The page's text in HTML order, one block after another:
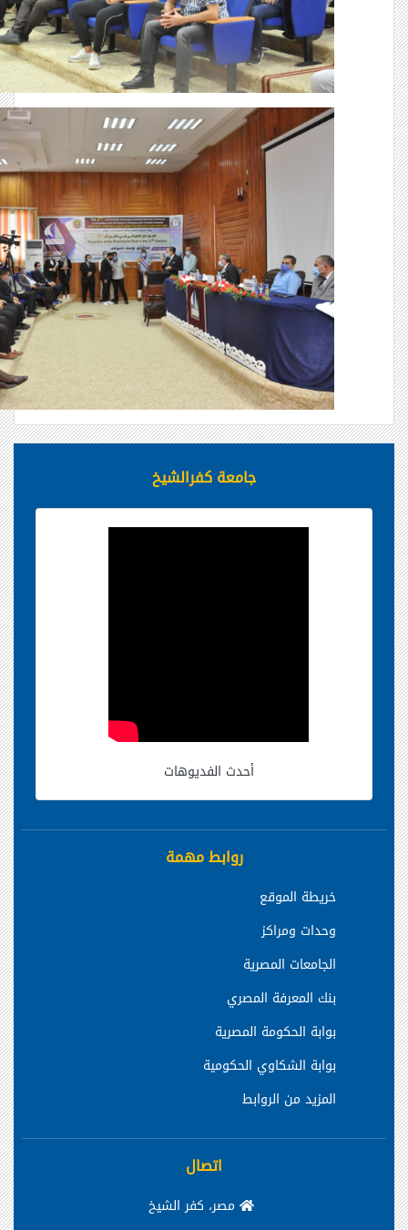
جامعة كفرالشيخ
أحدث الفديوهات
روابط مهمة
خريطة الموقع
وحدات ومراكز
الجامعات المصرية
بنك المعرفة المصري
بوابة الحكومة المصرية
بوابة الشكاوي الحكومية
المزيد من الروابط
اتصال
مصر، كفر الشيخ